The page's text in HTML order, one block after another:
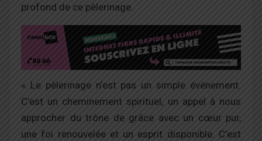
profond de ce pèlerinage.
« Le pèlerinage n’est pas un simple événement.
C’est un cheminement spirituel, un appel à nous
approcher du trône de grâce avec un cœur pur,
une foi renouvelée et un esprit disponible. C’est